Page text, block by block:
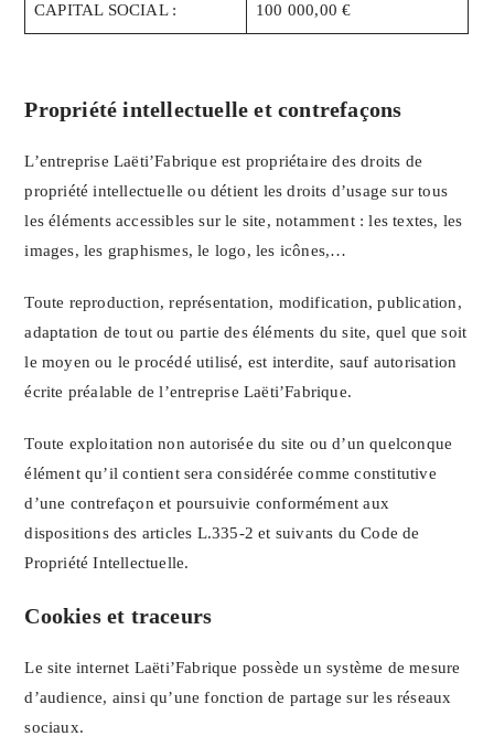
CAPITAL SOCIAL : 100 000,00 €
Propriété intellectuelle et contrefaçons
L’entreprise Laëti’Fabrique est propriétaire des droits de
propriété intellectuelle ou détient les droits d’usage sur tous
les éléments accessibles sur le site, notamment : les textes, les
images, les graphismes, le logo, les icônes,…
Toute reproduction, représentation, modification, publication,
adaptation de tout ou partie des éléments du site, quel que soit
le moyen ou le procédé utilisé, est interdite, sauf autorisation
écrite préalable de l’entreprise Laëti’Fabrique.
Toute exploitation non autorisée du site ou d’un quelconque
élément qu’il contient sera considérée comme constitutive
d’une contrefaçon et poursuivie conformément aux
dispositions des articles L.335-2 et suivants du Code de
Propriété Intellectuelle.
Cookies et traceurs
Le site internet Laëti’Fabrique possède un système de mesure
d’audience, ainsi qu’une fonction de partage sur les réseaux
sociaux.